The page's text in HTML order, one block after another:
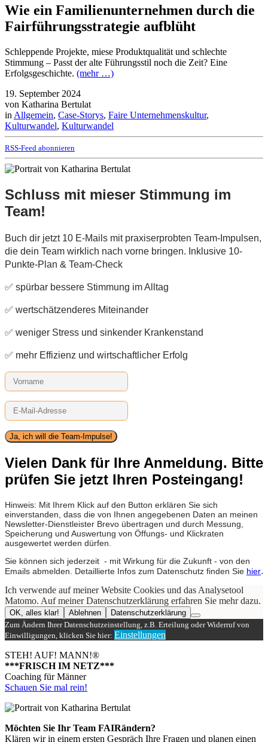
Wie ein Familienunternehmen durch die
Fairführungsstrategie aufblüht
Schleppende Projekte, miese Produktqualität und schlechte
Stimmung – Passt der alte Führungsstil noch die Zeit? Eine
Erfolgsgeschichte. (mehr …)
19. September 2024
von Katharina Bertulat
in Allgemein, Case-Storys, Faire Unternehmenskultur,
Kulturwandel, Kulturwandel
RSS-Feed abonnieren
Schluss mit mieser Stimmung im
Team!
Buch dir jetzt 10 E-Mails mit praxiserprobten Team-Impulsen,
die dein Team wirklich nach vorne bringen. Inklusive 10-
Punkte-Plan & Team-Check
✅ spürbar bessere Stimmung im Alltag
✅ wertschätzenderes Miteinander
✅ weniger Stress und sinkender Krankenstand
✅ mehr Effizienz und wirtschaftlicher Erfolg
Ja, ich will die Team-Impulse!
Vielen Dank für Ihre Anmeldung. Bitte
prüfen Sie jetzt Ihren Posteingang!
Hinweis: Mit Ihrem Klick auf den Button erklären Sie sich
einverstanden, dass die von Ihnen angegebenen Daten an meinen
Newsletter-Dienstleister Brevo übertragen und durch Messung,
Speicherung und Auswertung von Öffungs- und Klickraten
ausgewertet werden dürfen.
Sie können sich jederzeit - mit Wirkung für die Zukunft - von den
Emails abmelden. Detaillierte Infos zum Datenschutz finden Sie hier.
Ich verwende auf meiner Website Cookies und das Analysetool
Matomo. Auf meiner Datenschutzerklärung erfahren Sie mehr dazu.
OK, alles klar! Ablehnen
Datenschutzerklärung
Zum Ändern Ihrer Datenschutzeinstellung, z.B. Erteilung oder Widerruf von
Einwilligungen, klicken Sie hier: Einstellungen
STEH! AUF! MANN!®
***FRISCH IM NETZ***
Coaching für Männer
Schauen Sie mal rein!
Möchten Sie Ihr Team FAIRändern?
Klären wir in einem ersten Gespräch Ihre Fragen und planen einen